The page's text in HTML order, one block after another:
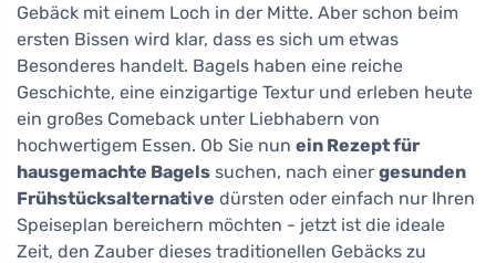
Gebäck mit einem Loch in der Mitte. Aber schon beim
ersten Bissen wird klar, dass es sich um etwas
Besonderes handelt. Bagels haben eine reiche
Geschichte, eine einzigartige Textur und erleben heute
ein großes Comeback unter Liebhabern von
hochwertigem Essen. Ob Sie nun ein Rezept für
hausgemachte Bagels suchen, nach einer gesunden
Frühstücksalternative dürsten oder einfach nur Ihren
Speiseplan bereichern möchten - jetzt ist die ideale
Zeit, den Zauber dieses traditionellen Gebäcks zu